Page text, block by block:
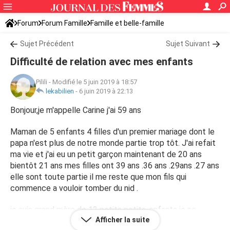
Forum Forum Famille Famille et belle-famille
Sujet Précédent Sujet Suivant
Difficulté de relation avec mes enfants
Pilili - Modifié le 5 juin 2019 à 18:57
lekabilien - 6 juin 2019 à 22:13
Bonjour,je m'appelle Carine j'ai 59 ans
Maman de 5 enfants 4 filles d'un premier mariage dont le
papa n'est plus de notre monde partie trop tôt. J'ai refait
ma vie et j'ai eu un petit garçon maintenant de 20 ans
bientôt 21 ans mes filles ont 39 ans .36 ans .29ans .27 ans
elle sont toute partie il me reste que mon fils qui
commence a vouloir tomber du nid .
je suis grand mère de 12 petits petits-enfants je ne
comprend pas j'ai de gros problèmes de communication
Afficher la suite